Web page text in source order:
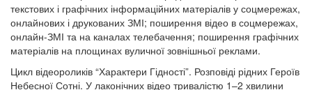
текстових і графічних інформаційних матеріалів у соцмережах,
онлайнових і друкованих ЗМІ; поширення відео в соцмережах,
онлайн-ЗМІ та на каналах телебачення; поширення графічних
матеріалів на площинах вуличної зовнішньої реклами.
Цикл відеороликів “Характери Гідності”. Розповіді рідних Героїв
Небесної Сотні. У лаконічних відео тривалістю 1–2 хвилини